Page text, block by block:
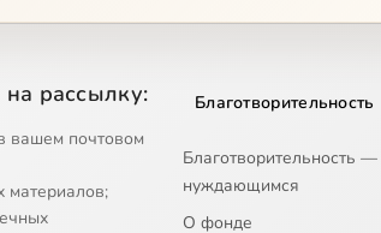
Божией Матери 'О Всепетая Мати'
Божией Матери 'Утоли моя печали'
рассылку:
вашем почтовом
Благотворительность
Благотворительность
нуждающимся
О фонде